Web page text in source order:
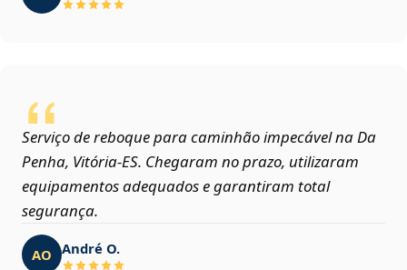
Serviço de reboque para caminhão impecável na Da
Penha, Vitória‑ES. Chegaram no prazo, utilizaram
equipamentos adequados e garantiram total
segurança.
AO André O.